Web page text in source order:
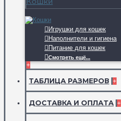
Игрушки для кошек
Наполнители и гигиена
Питание для кошек
Смотреть ещё...
+
ТАБЛИЦА РАЗМЕРОВ +
ДОСТАВКА И ОПЛАТА +